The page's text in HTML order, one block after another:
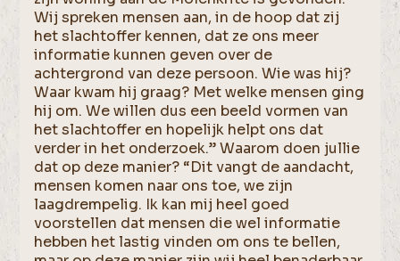
Wij spreken mensen aan, in de hoop dat zij
het slachtoffer kennen, dat ze ons meer
informatie kunnen geven over de
achtergrond van deze persoon. Wie was hij?
Waar kwam hij graag? Met welke mensen ging
hij om. We willen dus een beeld vormen van
het slachtoffer en hopelijk helpt ons dat
verder in het onderzoek.” Waarom doen jullie
dat op deze manier? “Dit vangt de aandacht,
mensen komen naar ons toe, we zijn
laagdrempelig. Ik kan mij heel goed
voorstellen dat mensen die wel informatie
hebben het lastig vinden om ons te bellen,